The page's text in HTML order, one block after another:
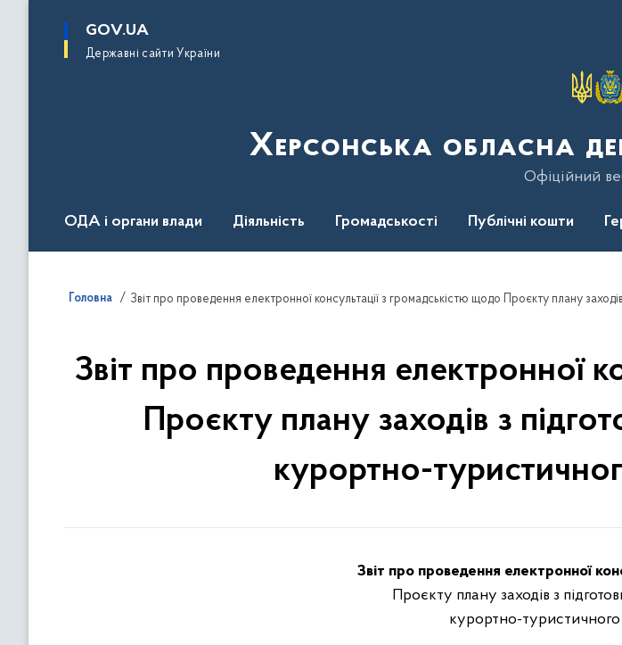
основного
GOV.UA
Державні сайти України
Херсонська обласна
Офіційний
ОДА і органи влади Діяльність Громадськості Публічні кошти
Головна
Звіт про проведення електронної
Проєкту плану заходів з
курортно-
Звіт про проведення електронної
Проєкту плану заходів з
курортно-